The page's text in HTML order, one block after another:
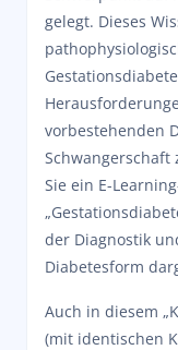
gelegt. Dieses
vorbestehenden
Schwangerschaft
Sie ein E-
der Diagnostik
Diabetesform
Auch in diesem
(mit identischen